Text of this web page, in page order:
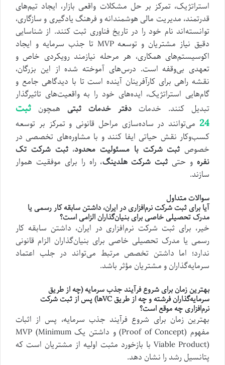
استراتژیک، تمرکز بر حل مشکلات واقعی بازار، ایجاد تیم‌های
قدرتمند، مدیریت مالی هوشمندانه و فرهنگ یادگیری و سازگاری،
توانسته‌اند نام خود را در تاریخ فناوری ثبت کنند. از شناسایی
دقیق نیاز مشتریان و توسعه MVP تا جذب سرمایه و ایجاد
اکوسیستم‌های همکاری، هر مرحله نیازمند رویکردی خاص و
تعهدی بی‌وقفه است. درس‌های آموخته شده از این بزرگان،
نقشه راهی برای کارآفرینان آینده است تا با دیدگاهی جامع و
گام‌هایی استراتژیک، ایده‌های خود را به واقعیت‌های تاثیرگذار
تبدیل کنند. خدمات دفتر خدمات ثبتی همچون ثبت
24 می‌توانند در ساده‌سازی مراحل قانونی و تمرکز بر توسعه
کسب‌وکار نقش حیاتی ایفا کنند و با مشاوره‌های تخصصی در
خصوص ثبت شرکت با مسئولیت محدود، ثبت شرکت تک
نفره و حتی ثبت شرکت هلدینگ، راه را برای موفقیت هموار
سازند.
سوالات متداول
آیا برای ثبت شرکت نرم‌افزاری در ایران، داشتن سابقه کار رسمی یا
مدرک تحصیلی خاصی برای بنیان‌گذاران الزامی است؟
خیر، برای ثبت شرکت نرم‌افزاری در ایران، داشتن سابقه کار
رسمی یا مدرک تحصیلی خاصی برای بنیان‌گذاران الزام قانونی
ندارد؛ اما داشتن تخصص مرتبط می‌تواند در جلب اعتماد
سرمایه‌گذاران و مشتریان مؤثر باشد.
بهترین زمان برای شروع فرآیند جذب سرمایه (چه از طریق
سرمایه‌گذاران فرشته و چه از طریق VCها) پس از ثبت شرکت
نرم‌افزاری چه موقع است؟
بهترین زمان برای شروع فرآیند جذب سرمایه، پس از اثبات
مفهوم (Proof of Concept) و داشتن یک MVP (Minimum
Viable Product) با بازخورد مثبت اولیه از مشتریان است که
پتانسیل رشد را نشان دهد.